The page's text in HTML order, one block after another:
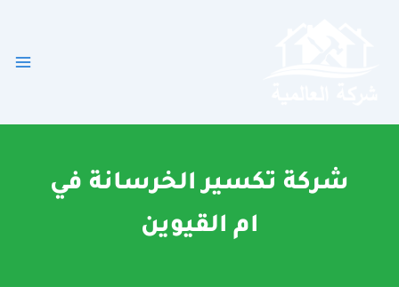
شركة تكسير الخرسانة في
ام القيوين